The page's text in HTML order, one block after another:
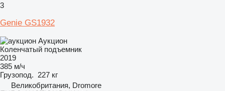
3
Genie GS1932
Аукцион
Коленчатый подъемник
2019
385 м/ч
Грузопод. 227 кг
Великобритания, Dromore